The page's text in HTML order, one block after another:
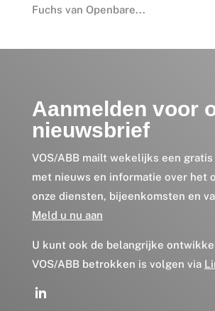
Fuchs van Openbare...
Aanmelden voor
nieuwsbrief
VOS/ABB mailt wekelijks een
met nieuws en informatie over het
onze diensten, bijeenkomsten en
Meld u nu aan
U kunt ook de belangrijke
VOS/ABB betrokken is volgen via